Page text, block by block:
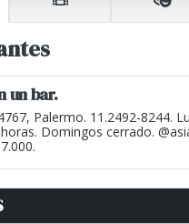
un bar.
Palermo. 11.2492-8244.
Domingos cerrado.